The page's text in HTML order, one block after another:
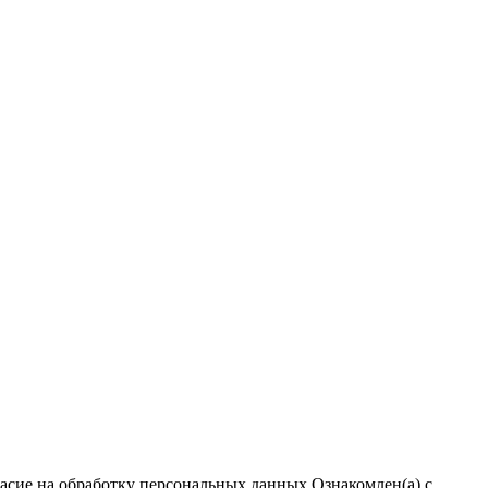
на обработку персональных данных Ознакомлен(а) с